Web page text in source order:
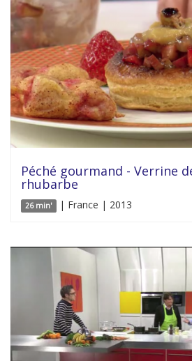
Péché gourmand - Verrine
rhubarbe
26 min' | France | 2013